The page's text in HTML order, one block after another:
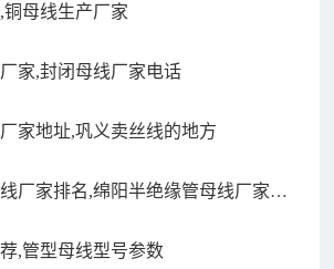
母线生产厂家
家,封闭母线厂家电话
家地址,巩义卖丝线的地方
厂家排名,绵阳半绝缘管母线厂家排
,管型母线型号参数